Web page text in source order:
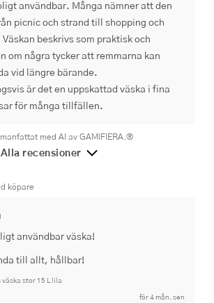
användbar. Många nämner att den
picnic och strand till shopping och
beskrivs som praktisk och
om några tycker att remmarna kan
vid längre bärande.
är det en uppskattad väska i fina
för många tillfällen.
med AI av GAMIFIERA.®
Alla recensioner
köpare
användbar väska!
till allt, hållbar!
stor 15 L lila
för 4 mån. sen